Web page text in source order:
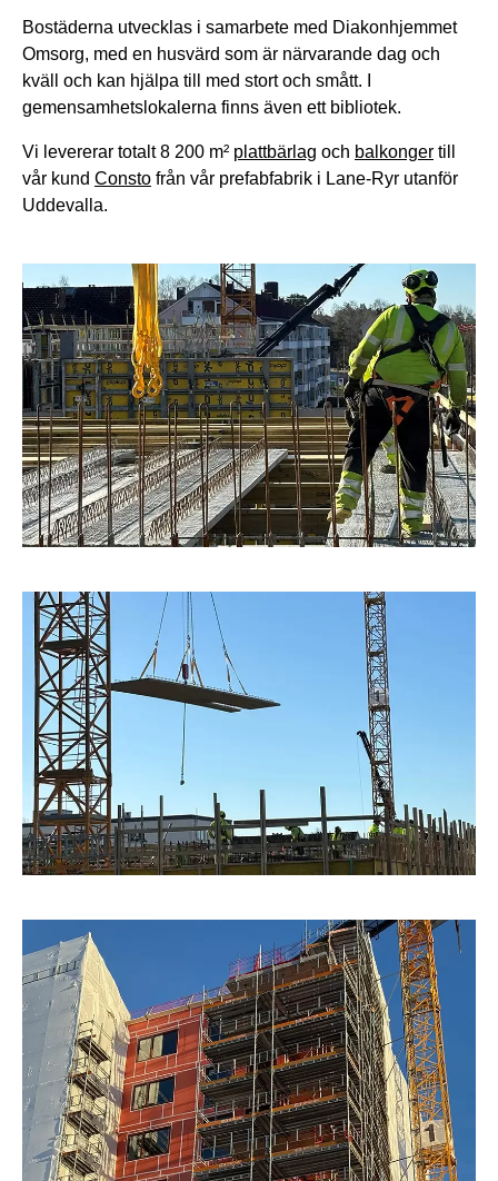
Bostäderna utvecklas i samarbete med Diakonhjemmet
Omsorg, med en husvärd som är närvarande dag och
kväll och kan hjälpa till med stort och smått. I
gemensamhetslokalerna finns även ett bibliotek.
Vi levererar totalt 8 200 m² plattbärlag och balkonger till
vår kund Consto från vår prefabfabrik i Lane-Ryr utanför
Uddevalla.